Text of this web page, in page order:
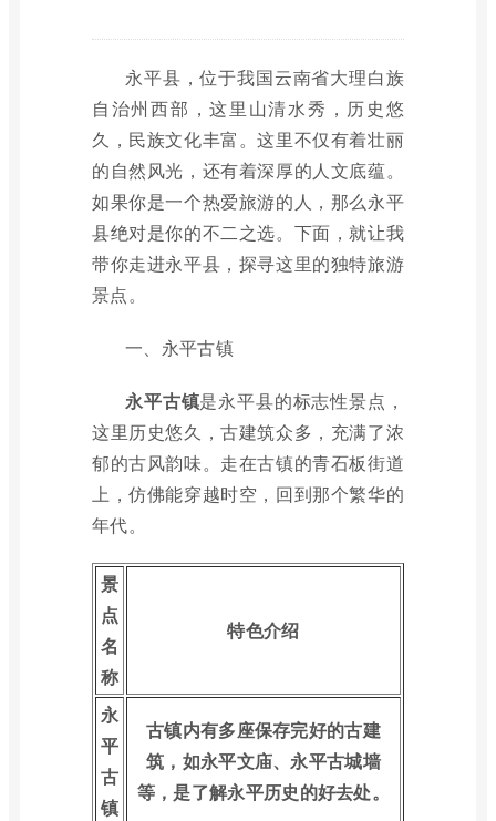
永平县，位于我国云南省大理白族
自治州西部，这里山清水秀，历史悠
久，民族文化丰富。这里不仅有着壮丽
的自然风光，还有着深厚的人文底蕴。
如果你是一个热爱旅游的人，那么永平
县绝对是你的不二之选。下面，就让我
带你走进永平县，探寻这里的独特旅游
景点。
一、永平古镇
永平古镇是永平县的标志性景点，
这里历史悠久，古建筑众多，充满了浓
郁的古风韵味。走在古镇的青石板街道
上，仿佛能穿越时空，回到那个繁华的
年代。
景
点
名
称
特色介绍
永
平
古
镇
古镇内有多座保存完好的古建
筑，如永平文庙、永平古城墙
等，是了解永平历史的好去处。